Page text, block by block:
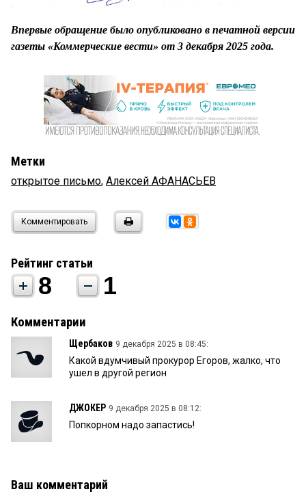
Впервые обращение было опубликовано в печатной версии
газеты «Коммерческие вести» от 3 декабря 2025 года.
Метки
открытое письмо, Алексей АФАНАСЬЕВ
Комментировать
Рейтинг статьи
8 1
Комментарии
Щербаков 9 декабря 2025 в 08:45:
Какой вдумчивый прокурор Егоров, жалко, что
ушел в другой регион
ДЖОКЕР 9 декабря 2025 в 08:12:
Попкорном надо запастись!
Ваш комментарий